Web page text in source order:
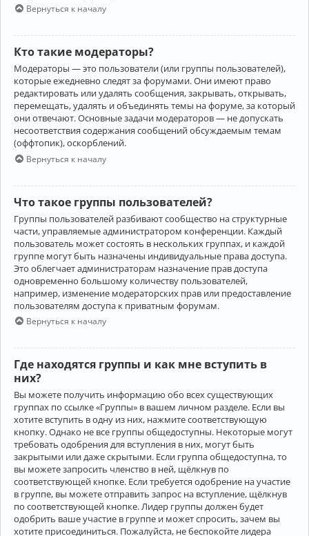
Вернуться к началу
Кто такие модераторы?
Модераторы — это пользователи (или группы пользователей),
которые ежедневно следят за форумами. Они имеют право
редактировать или удалять сообщения, закрывать, открывать,
перемещать, удалять и объединять темы на форуме, за который
они отвечают. Основные задачи модераторов — не допускать
несоответствия содержания сообщений обсуждаемым темам
(оффтопик), оскорблений.
Вернуться к началу
Что такое группы пользователей?
Группы пользователей разбивают сообщество на структурные
части, управляемые администратором конференции. Каждый
пользователь может состоять в нескольких группах, и каждой
группе могут быть назначены индивидуальные права доступа.
Это облегчает администраторам назначение прав доступа
одновременно большому количеству пользователей,
например, изменение модераторских прав или предоставление
пользователям доступа к приватным форумам.
Вернуться к началу
Где находятся группы и как мне вступить в
них?
Вы можете получить информацию обо всех существующих
группах по ссылке «Группы» в вашем личном разделе. Если вы
хотите вступить в одну из них, нажмите соответствующую
кнопку. Однако не все группы общедоступны. Некоторые могут
требовать одобрения для вступления в них, могут быть
закрытыми или даже скрытыми. Если группа общедоступна, то
вы можете запросить членство в ней, щёлкнув по
соответствующей кнопке. Если требуется одобрение на участие
в группе, вы можете отправить запрос на вступление, щёлкнув
по соответствующей кнопке. Лидер группы должен будет
одобрить ваше участие в группе и может спросить, зачем вы
хотите присоединиться. Пожалуйста, не беспокойте лидера